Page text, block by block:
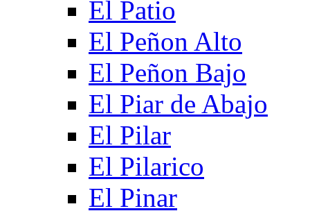
El Patio
El Peñon Alto
El Peñon Bajo
El Piar de Abajo
El Pilar
El Pilarico
El Pinar